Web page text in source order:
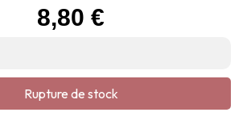
Prix
8,80 €
Rupture de stock